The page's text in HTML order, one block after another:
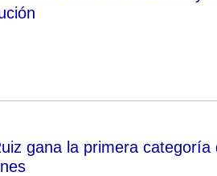
gana la primera